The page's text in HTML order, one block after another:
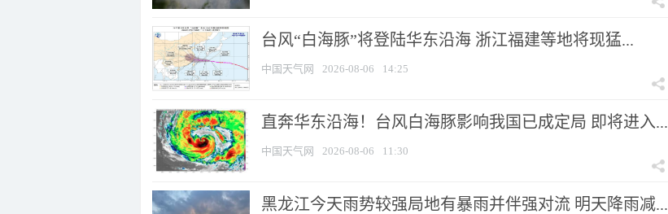
台风“白海豚”将登陆华东沿海 浙江福建等地将现猛...
中国天气网 2026-08-06 14:25
直奔华东沿海！台风白海豚影响我国已成定局 即将进入...
中国天气网 2026-08-06 11:30
黑龙江今天雨势较强局地有暴雨并伴强对流 明天降雨减...